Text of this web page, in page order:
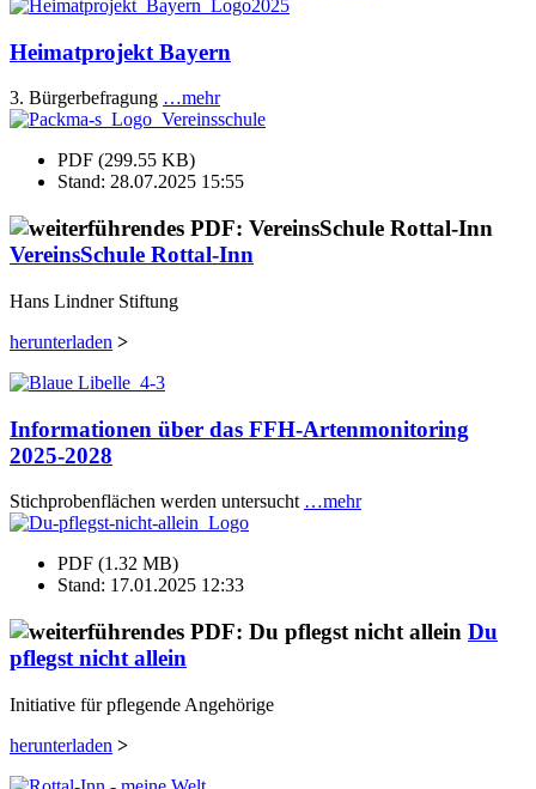
Heimatprojekt Bayern
3. Bürgerbefragung …mehr
PDF (299.55 KB)
Stand: 28.07.2025 15:55
VereinsSchule Rottal-Inn
Hans Lindner Stiftung
herunterladen >
Informationen über das FFH-Artenmonitoring
2025-2028
Stichprobenflächen werden untersucht …mehr
PDF (1.32 MB)
Stand: 17.01.2025 12:33
Du
pflegst nicht allein
Initiative für pflegende Angehörige
herunterladen >